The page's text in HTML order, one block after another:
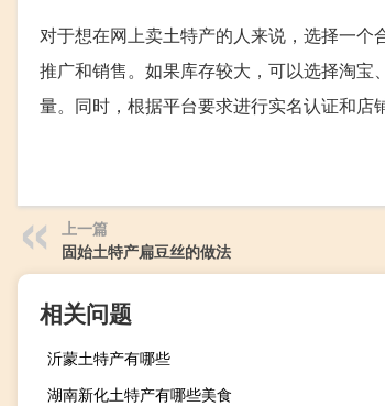
对于想在网上卖土特产的人来说，选择一
推广和销售。如果库存较大，可以选择淘
量。同时，根据平台要求进行实名认证和店
上一篇
固始土特产扁豆丝的做法
相关问题
沂蒙土特产有哪些
湖南新化土特产有哪些美食